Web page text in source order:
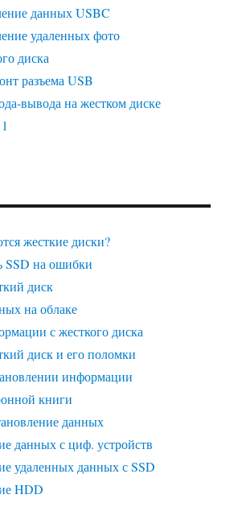
данных USBC
удаленных фото
диска
разъема USB
вывода на жестком диске
жесткие диски?
SSD на ошибки
диск
на облаке
с жесткого диска
диск и его поломки
информации
книги
данных
данных с циф. устройств
удаленных данных с SSD
HDD